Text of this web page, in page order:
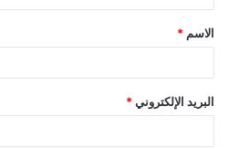
ق
*
الاسم *
البريد الإلكتروني *